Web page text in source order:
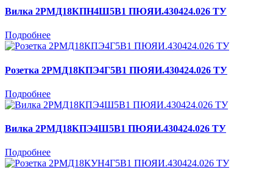
Вилка 2РМД18КПН4Ш5В1 ПЮЯИ.430424.026 ТУ
Подробнее
Розетка 2РМД18КПЭ4Г5В1 ПЮЯИ.430424.026 ТУ
Подробнее
Вилка 2РМД18КПЭ4Ш5В1 ПЮЯИ.430424.026 ТУ
Подробнее